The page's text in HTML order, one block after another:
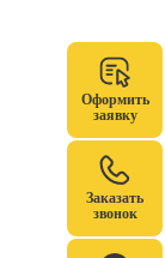
Оформить
заявку
Заказать
звонок